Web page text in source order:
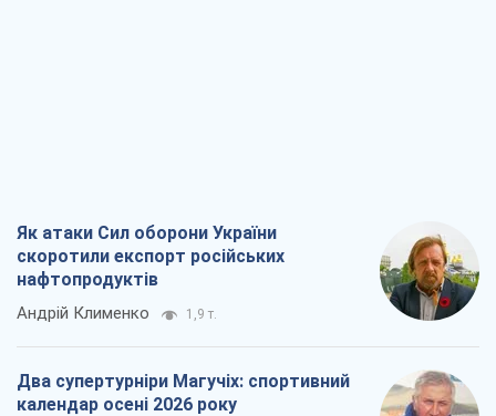
Як атаки Сил оборони України
скоротили експорт російських
нафтопродуктів
Андрій Клименко 1,9 т.
Два супертурніри Магучіх: спортивний
календар осені 2026 року